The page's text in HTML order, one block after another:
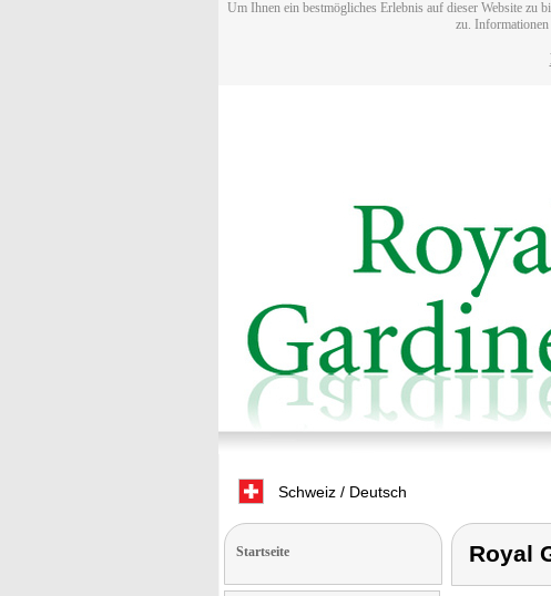
Um Ihnen ein bestmögliches Erlebnis auf dieser Website zu
zu.
Schweiz / Deutsch
Startseite Royal